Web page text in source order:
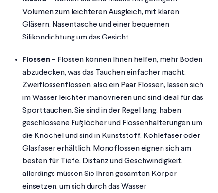
Volumen zum leichteren Ausgleich, mit klaren
Gläsern, Nasentasche und einer bequemen
Silikondichtung um das Gesicht.
Flossen – Flossen können Ihnen helfen, mehr Boden
abzudecken, was das Tauchen einfacher macht.
Zweiflossenflossen, also ein Paar Flossen, lassen sich
im Wasser leichter manövrieren und sind ideal für das
Sporttauchen. Sie sind in der Regel lang, haben
geschlossene Fußlöcher und Flossenhalterungen um
die Knöchel und sind in Kunststoff, Kohlefaser oder
Glasfaser erhältlich. Monoflossen eignen sich am
besten für Tiefe, Distanz und Geschwindigkeit,
allerdings müssen Sie Ihren gesamten Körper
einsetzen, um sich durch das Wasser